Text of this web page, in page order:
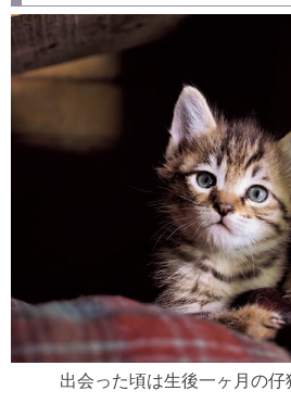
出会った頃は生後一ヶ月の